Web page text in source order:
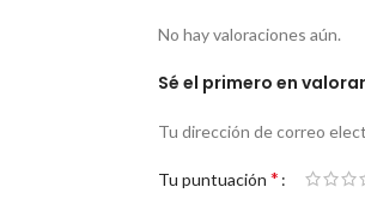
No hay valoraciones aún.
Sé el primero en valorar
Tu dirección de correo
Tu puntuación *